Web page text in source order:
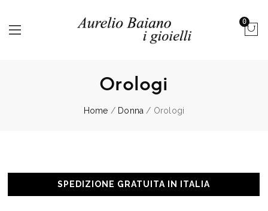
0
Orologi
Home / Donna / Orologi